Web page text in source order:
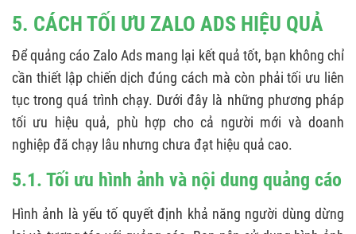
5. CÁCH TỐI ƯU ZALO ADS HIỆU QUẢ
Để quảng cáo Zalo Ads mang lại kết quả tốt, bạn không chỉ
cần thiết lập chiến dịch đúng cách mà còn phải tối ưu liên
tục trong quá trình chạy. Dưới đây là những phương pháp
tối ưu hiệu quả, phù hợp cho cả người mới và doanh
nghiệp đã chạy lâu nhưng chưa đạt hiệu quả cao.
5.1. Tối ưu hình ảnh và nội dung quảng cáo
Hình ảnh là yếu tố quyết định khả năng người dùng dừng